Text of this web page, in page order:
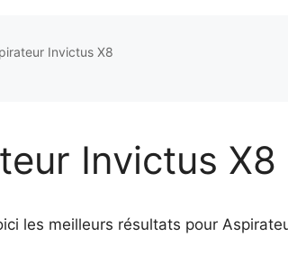
Invictus X8
Invictus X8
les meilleurs résultats pour